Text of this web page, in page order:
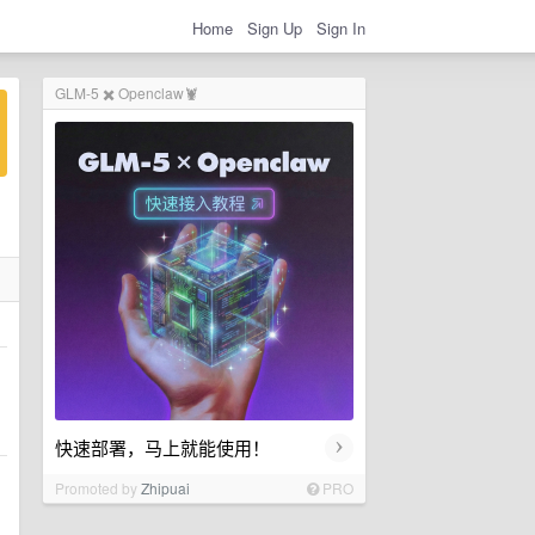
Home Sign Up Sign In
GLM-5 ✖️ Openclaw🦞
快速部署，马上就能使用！ ›
Promoted byZhipuai PRO